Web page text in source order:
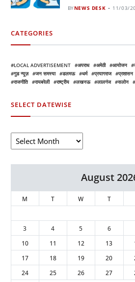
BYNEWS DESK 11/03/
CATEGORIES
LOCAL ADVERTISEMENT अपराध अमेठी आयोजन
गुड न्यूज़
जन समस्या डलमऊ धर्म प्रयागराज प्रशासन
राजनीति
रायबरेली राष्ट्रीय लखनऊ लालगंज सलोन
SELECT DATEWISE
August
M T W T
3
4 5 6
10
11 12 13
17
18 19 20
24
25 26 27